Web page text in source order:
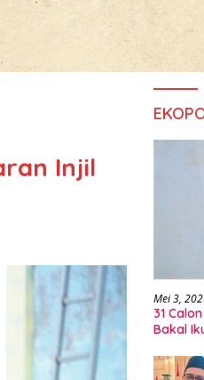
Injil
Mei 3,
31
Bakal